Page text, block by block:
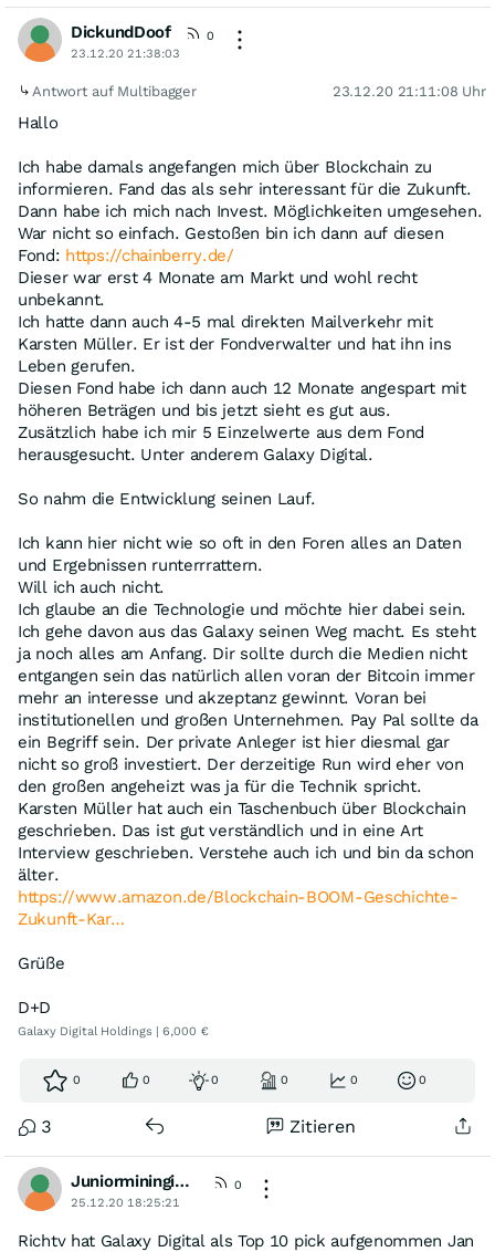
DickundDoof
0
23.12.20 21:38:03
Antwort auf Multibagger 23.12.20 21:11:08 Uhr
Hallo
Ich habe damals angefangen mich über Blockchain zu
informieren. Fand das als sehr interessant für die Zukunft.
Dann habe ich mich nach Invest. Möglichkeiten umgesehen.
War nicht so einfach. Gestoßen bin ich dann auf diesen
Fond: https://chainberry.de/
Dieser war erst 4 Monate am Markt und wohl recht
unbekannt.
Ich hatte dann auch 4-5 mal direkten Mailverkehr mit
Karsten Müller. Er ist der Fondverwalter und hat ihn ins
Leben gerufen.
Diesen Fond habe ich dann auch 12 Monate angespart mit
höheren Beträgen und bis jetzt sieht es gut aus.
Zusätzlich habe ich mir 5 Einzelwerte aus dem Fond
herausgesucht. Unter anderem Galaxy Digital.
So nahm die Entwicklung seinen Lauf.
Ich kann hier nicht wie so oft in den Foren alles an Daten
und Ergebnissen runterrrattern.
Will ich auch nicht.
Ich glaube an die Technologie und möchte hier dabei sein.
Ich gehe davon aus das Galaxy seinen Weg macht. Es steht
ja noch alles am Anfang. Dir sollte durch die Medien nicht
entgangen sein das natürlich allen voran der Bitcoin immer
mehr an interesse und akzeptanz gewinnt. Voran bei
institutionellen und großen Unternehmen. Pay Pal sollte da
ein Begriff sein. Der private Anleger ist hier diesmal gar
nicht so groß investiert. Der derzeitige Run wird eher von
den großen angeheizt was ja für die Technik spricht.
Karsten Müller hat auch ein Taschenbuch über Blockchain
geschrieben. Das ist gut verständlich und in eine Art
Interview geschrieben. Verstehe auch ich und bin da schon
älter.
https://www.amazon.de/Blockchain-BOOM-Geschichte-
Zukunft-Kar…
Grüße
D+D
Galaxy Digital Holdings | 6,000 €
0 0 0 0 0 0
3 Zitieren
Juniormininginvestor
0
25.12.20 18:25:21
Richtv hat Galaxy Digital als Top 10 pick aufgenommen Jan